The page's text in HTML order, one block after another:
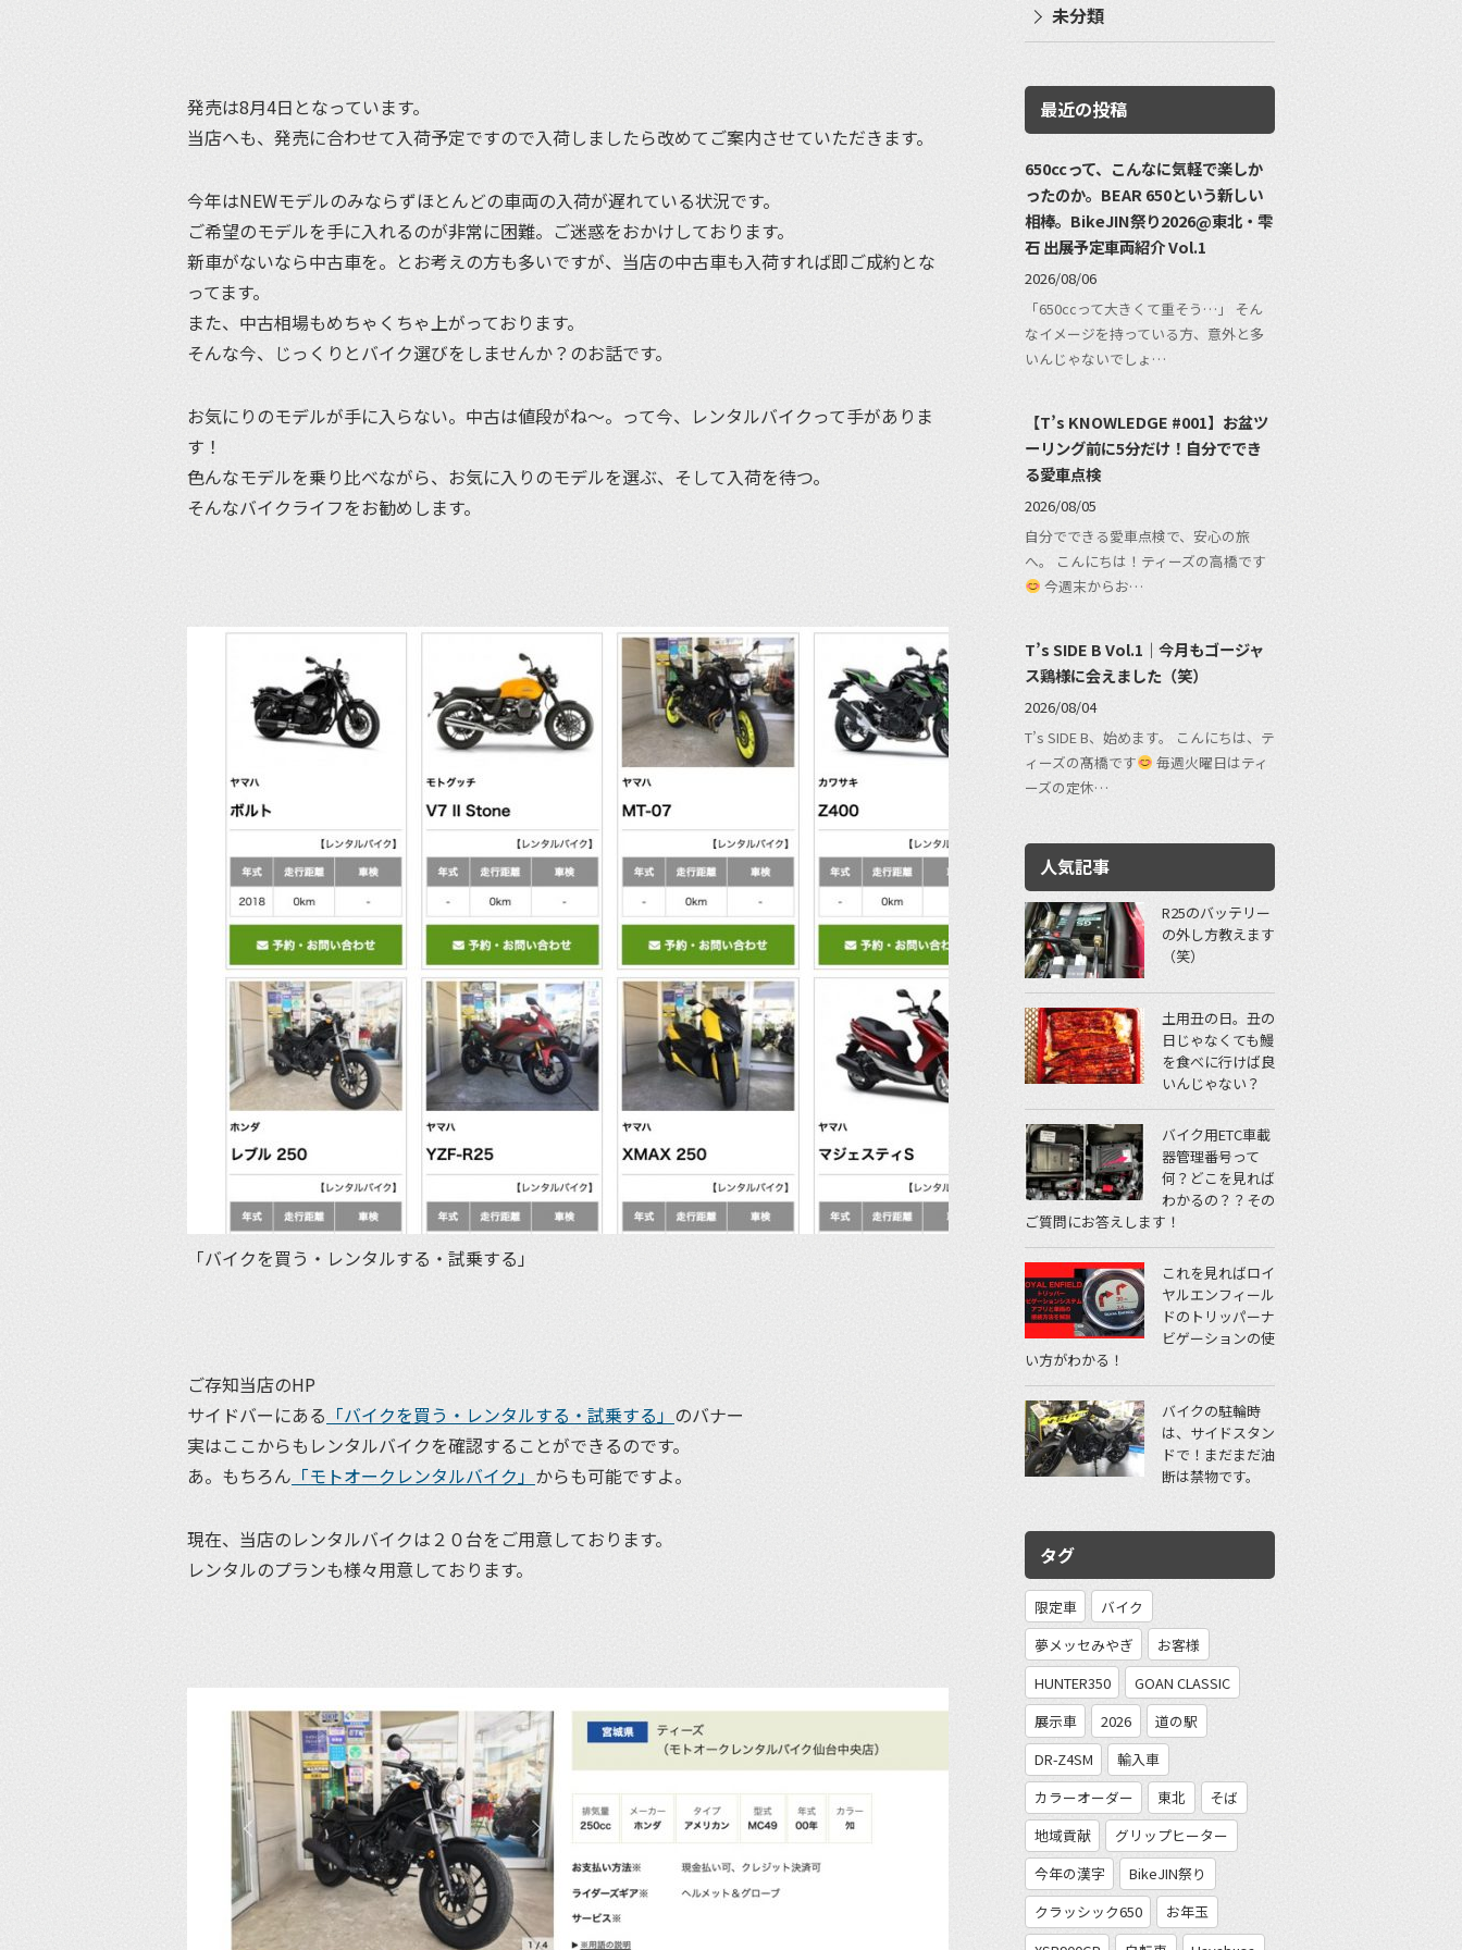
発売は8月4日となっています。
当店へも、発売に合わせて入荷予定ですので入荷しましたら改めてご案内させていただきます。
今年はNEWモデルのみならずほとんどの車両の入荷が遅れている状況です。
ご希望のモデルを手に入れるのが非常に困難。ご迷惑をおかけしております。
新車がないなら中古車を。とお考えの方も多いですが、当店の中古車も入荷すれば即ご成約とな
ってます。
また、中古相場もめちゃくちゃ上がっております。
そんな今、じっくりとバイク選びをしませんか？のお話です。
お気にりのモデルが手に入らない。中古は値段がね〜。って今、レンタルバイクって手がありま
す！
色んなモデルを乗り比べながら、お気に入りのモデルを選ぶ、そして入荷を待つ。
そんなバイクライフをお勧めします。
「バイクを買う・レンタルする・試乗する」
ご存知当店のHP
サイドバーにある 「バイクを買う・レンタルする・試乗する」 のバナー
実はここからもレンタルバイクを確認することができるのです。
あ。もちろん 「モトオークレンタルバイク」 からも可能ですよ。
現在、当店のレンタルバイクは２０台をご用意しております。
レンタルのプランも様々用意しております。
未分類
最近の投稿
650ccって、こんなに気軽で楽しか
ったのか。BEAR 650という新しい
相棒。BikeJIN祭り2026@東北・雫
石 出展予定車両紹介 Vol.1
2026/08/06
「650ccって大きくて重そう…」 そん
なイメージを持っている方、意外と多
いんじゃないでしょ…
【T’s KNOWLEDGE #001】お盆ツ
ーリング前に5分だけ！自分ででき
る愛車点検
2026/08/05
自分でできる愛車点検で、安心の旅
へ。 こんにちは！ティーズの高橋です
今週末からお…
T’s SIDE B Vol.1｜今月もゴージャ
ス鶏様に会えました（笑）
2026/08/04
T’s SIDE B、始めます。 こんにちは、テ
ィーズの髙橋です
毎週火曜日はティ
ーズの定休…
人気記事
R25のバッテリー
の外し方教えます
（笑）
土用丑の日。丑の
日じゃなくても鰻
を食べに行けば良
いんじゃない？
バイク用ETC車載
器管理番号って
何？どこを見れば
わかるの？？その
ご質問にお答えします！
これを見ればロイ
ヤルエンフィール
ドのトリッパーナ
ビゲーションの使
い方がわかる！
バイクの駐輪時
は、サイドスタン
ドで！まだまだ油
断は禁物です。
タグ
限定車
バイク
夢メッセみやぎ
お客様
HUNTER350
GOAN CLASSIC
展示車
2026
道の駅
DR-Z4SM
輸入車
カラーオーダー
東北
そば
地域貢献
グリップヒーター
今年の漢字
BikeJIN祭り
クラッシック650
お年玉